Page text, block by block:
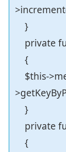
}
private
{
$this-
}
private
{